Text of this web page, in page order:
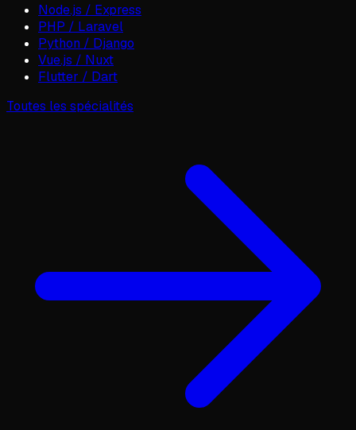
Node.js / Express
PHP / Laravel
Python / Django
Vue.js / Nuxt
Flutter / Dart
Toutes les spécialités